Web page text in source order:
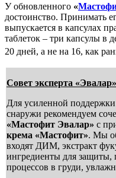
У обновленного «
достоинство. Принимать
выпускается в капсулах
таблеток – три капсулы в
20 дней, а не на 16, как
Совет эксперта «Эвалар»
Для усиленной поддержки
снаружи рекомендуем
«Мастофит Эвалар» с
крема «Мастофит». Мы
входят ДИМ, экстракт
ингредиенты для
процессов в груди,